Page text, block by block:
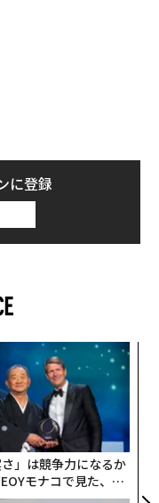
大のタイトルかも
々と買収している
独占タイトルをそろ
ム・オブ・ザ・イ
ネートされた一
秀RPG部門のみ。
』の受賞が確実視さ
てより大きなサクセ
ともなく現れて5
』だ。
に登録
さ」は競争力になるか
モナコで見た、く
経営哲学